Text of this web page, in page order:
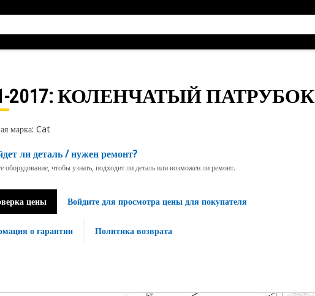
2017: КОЛЕНЧАТЫЙ ПАТРУБОК
марка: Cat
ли деталь / нужен ремонт?
оборудование, чтобы узнать, подходит ли деталь или возможен ли ремонт.
цены Войдите для просмотра цены для покупателя
о гарантии Политика возврата